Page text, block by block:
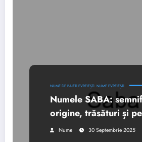
NUME DE BAIETI EVREIEȘTI NUME EVREIEȘTI
Numele SABA:
origine, trăsături și
Nume 30 Septembrie 2025